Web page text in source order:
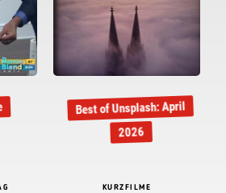
Best of Unsplash: April
2026
KURZFILME